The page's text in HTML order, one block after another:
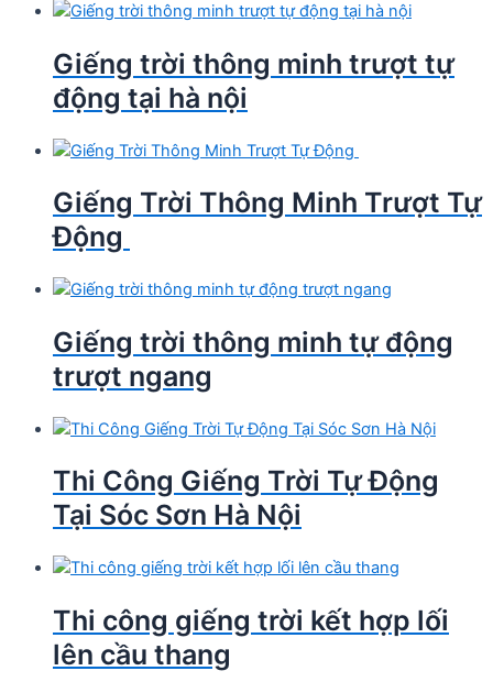
Giếng trời thông minh trượt tự
động tại hà nội
Giếng Trời Thông Minh Trượt Tự
Động
Giếng trời thông minh tự động
trượt ngang
Thi Công Giếng Trời Tự Động
Tại Sóc Sơn Hà Nội
Thi công giếng trời kết hợp lối
lên cầu thang